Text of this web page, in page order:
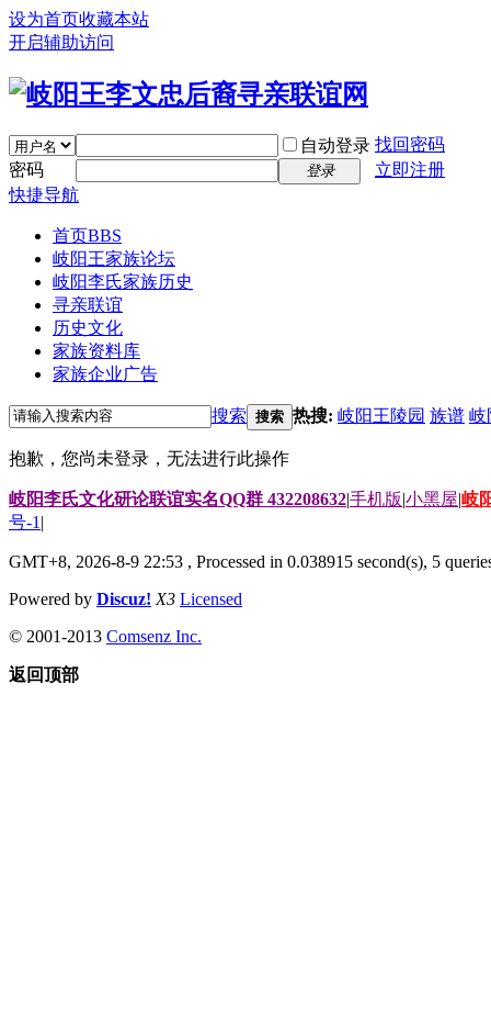
设为首页收藏本站
开启辅助访问
自动登录 找回密码
密码
登录
立即注册
快捷导航
首页BBS
岐阳王家族论坛
岐阳李氏家族历史
寻亲联谊
历史文化
家族资料库
家族企业广告
搜索 搜索 热搜: 岐阳王陵园 族谱 岐
抱歉，您尚未登录，无法进行此操作
岐阳李氏文化研论联谊实名QQ群 432208632|手机版|小黑屋|岐
号-1 |
GMT+8, 2026-8-9 22:53 , Processed in 0.038915 second(s), 5
Powered by Discuz! X3 Licensed
© 2001-2013 Comsenz Inc.
返回顶部